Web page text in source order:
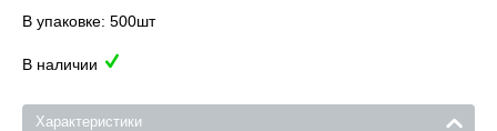
В упаковке: 500шт
В наличии
Характеристики